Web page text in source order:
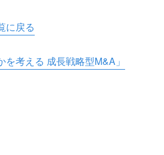
に戻る
を考える 成長戦略型M&A」